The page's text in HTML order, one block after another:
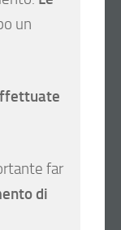
un
far
di